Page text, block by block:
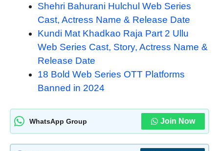
Shehri Bahurani Hulchul Web Series
Cast, Actress Name & Release Date
Kundi Mat Khadkao Raja Part 2 Ullu
Web Series Cast, Story, Actress Name &
Release Date
18 Bold Web Series OTT Platforms
Banned in 2024
WhatsApp Group Join Now